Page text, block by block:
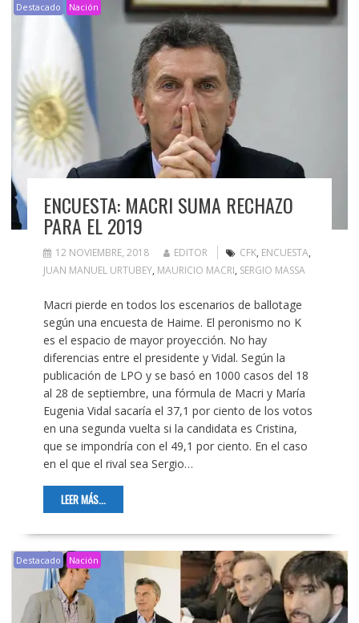
Destacado Nación
ENCUESTA: MACRI SUMA RECHAZO
PARA EL 2019
12 NOVIEMBRE, 2018 EDITOR CFK, ENCUESTA,
JUAN MANUEL URTUBEY, MAURICIO MACRI, SERGIO MASSA
Macri pierde en todos los escenarios de ballotage
según una encuesta de Haime. El peronismo no K
es el espacio de mayor proyección. No hay
diferencias entre el presidente y Vidal. Según la
publicación de LPO y se basó en 1000 casos del 18
al 28 de septiembre, una fórmula de Macri y María
Eugenia Vidal sacaría el 37,1 por ciento de los votos
en una segunda vuelta si la candidata es Cristina,
que se impondría con el 49,1 por ciento. En el caso
en el que el rival sea Sergio…
LEER MÁS...
Destacado Nación